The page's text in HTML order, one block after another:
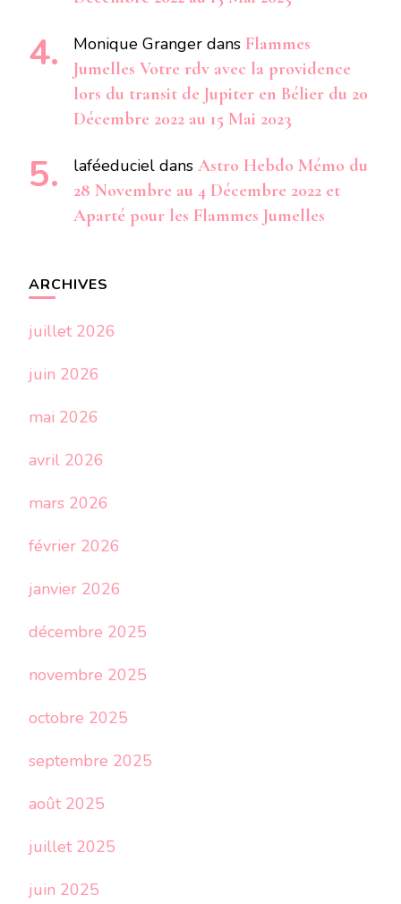
Monique Granger dans Flammes
Jumelles Votre rdv avec la providence
lors du transit de Jupiter en Bélier du 20
Décembre 2022 au 15 Mai 2023
laféeduciel dans Astro Hebdo Mémo du
28 Novembre au 4 Décembre 2022 et
Aparté pour les Flammes Jumelles
ARCHIVES
juillet 2026
juin 2026
mai 2026
avril 2026
mars 2026
février 2026
janvier 2026
décembre 2025
novembre 2025
octobre 2025
septembre 2025
août 2025
juillet 2025
juin 2025